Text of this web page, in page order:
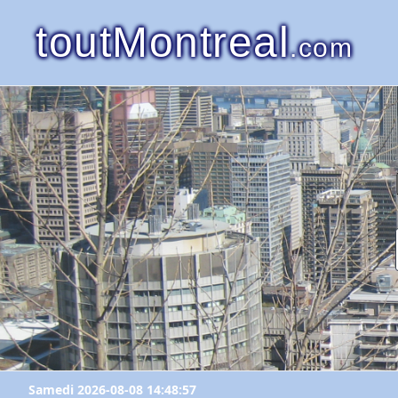
toutMontreal.com
Samedi 2026-08-08 14:48:57